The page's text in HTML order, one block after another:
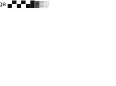
▄▀▄▀▄█▓▒░